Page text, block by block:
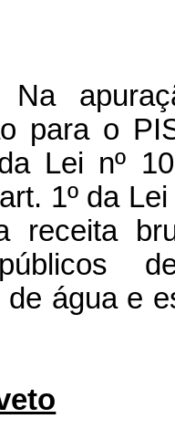
Na
para o
Lei nº
1º da
receita
de água e